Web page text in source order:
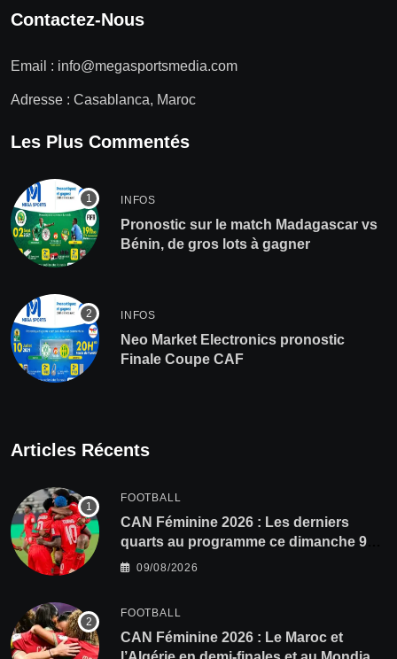
Contactez-Nous
Email : info@megasportsmedia.com
Adresse : Casablanca, Maroc
Les Plus Commentés
INFOS
Pronostic sur le match Madagascar vs
Bénin, de gros lots à gagner
INFOS
Neo Market Electronics pronostic
Finale Coupe CAF
Articles Récents
FOOTBALL
CAN Féminine 2026 : Les derniers
quarts au programme ce dimanche 9
août09/08/2026
FOOTBALL
CAN Féminine 2026 : Le Maroc et